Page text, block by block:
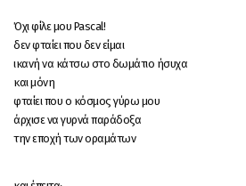
Όχι φίλε μου Pascal!
δεν φταίει που δεν είμαι
ικανή να κάτσω στο δωμάτιο ήσυχα
και μόνη
φταίει που ο κόσμος γύρω μου
άρχισε να γυρνά παράδοξα
την εποχή των οραμάτων